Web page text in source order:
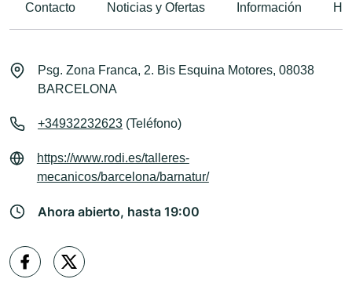
Contacto Noticias y Ofertas Información
Psg. Zona Franca, 2. Bis Esquina Motores, 08038
BARCELONA
+34932232623 (Teléfono)
https://www.rodi.es/talleres-
mecanicos/barcelona/barnatur/
Ahora abierto, hasta 19:00